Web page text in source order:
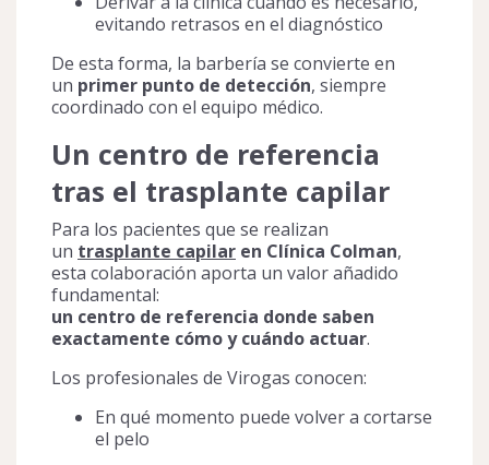
evitando retrasos en el diagnóstico
De esta forma, la barbería se convierte en
un primer punto de detección, siempre
coordinado con el equipo médico.
Un centro de referencia
tras el trasplante capilar
Para los pacientes que se realizan
un trasplante capilar en Clínica Colman,
esta colaboración aporta un valor añadido
fundamental:
un centro de referencia donde saben
exactamente cómo y cuándo actuar.
Los profesionales de Virogas conocen:
En qué momento puede volver a cortarse
el pelo